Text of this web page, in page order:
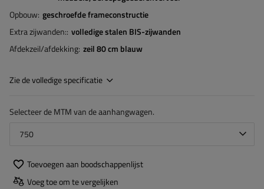
Opbouw geschroefde frameconstructie
Extra zijwanden: volledige stalen BIS-zijwanden
Afdekzeil/afdekking zeil 80 cm blauw
Zie de volledige specificatie
Selecteer de MTM van de aanhangwagen.
750
Toevoegen aan boodschappenlijst
Voeg toe om te vergelijken